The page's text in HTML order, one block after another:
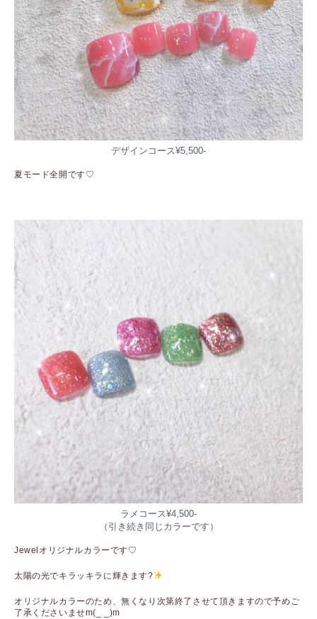
デザインコース¥5,500-
夏モード全開です♡
ラメコース¥4,500-
（引き続き同じカラーです）
Jewelオリジナルカラーです♡
太陽の光でキラッキラに輝きます?
オリジナルカラーのため、無くなり次第終了させて頂きますので予めご
了承くださいませm(_ _)m